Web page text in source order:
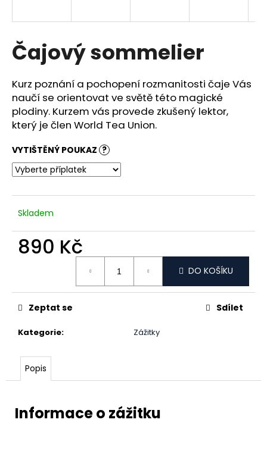
Čajový sommelier
Kurz poznání a pochopení rozmanitosti čaje Vás
naučí se orientovat ve světě této magické
plodiny. Kurzem vás provede zkušený lektor,
který je člen World Tea Union.
VYTIŠTĚNÝ POUKAZ ?
Skladem
890 Kč
DO KOŠÍKU
Kategorie: Zážitky
Zeptat se Sdílet
Popis
Informace o zážitku
í
t
?
p
o
u
j
e
e